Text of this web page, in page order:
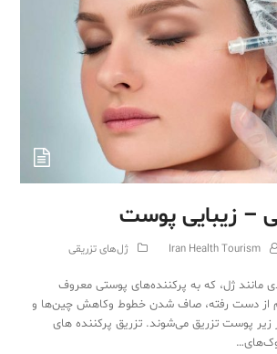
– زیبایی پوست
Iran Health Tourism ژل‌های تزریقی
مانند ژل، که به‌ پرکننده‌های پوستی معروف
از دست رفته، صاف شدن خطوط وکاهش چین‌ها و
پوست تزریق می‌شوند. تزریق پرکننده های